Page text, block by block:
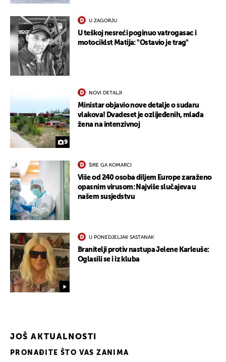
U ZAGORJU
U teškoj nesreći poginuo vatrogasac i
motociklst Matija: "Ostavio je trag"
9
NOVI DETALJI
Ministar objavio nove detalje o sudaru
vlakova! Dvadeset je ozlijeđenih, mlađa
žena na intenzivnoj
ŠIRE GA KOMARCI
Više od 240 osoba diljem Europe zaraženo
opasnim virusom: Najviše slučajeva u
našem susjedstvu
U PONEDJELJAK SASTANAK
Branitelji protiv nastupa Jelene Karleuše:
Oglasili se i iz kluba
JOŠ AKTUALNOSTI
PRONAĐITE ŠTO VAS ZANIMA